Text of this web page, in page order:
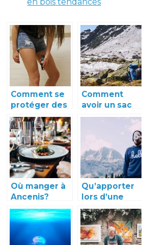
Comment se
protéger des
moustiques
en camping?
Comment
avoir un sac
d’alpinisme
Où manger à
Ancenis?
Qu’apporter
lors d’une
excursion
dans la nature
?